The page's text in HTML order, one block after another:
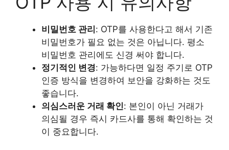
비밀번호 관리 : OTP를 사용한다고 해서 기존
비밀번호가 필요 없는 것은 아닙니다. 평소
비밀번호 관리에도 신경 써야 합니다.
정기적인 변경: 가능하다면 일정 주기로 OTP
인증 방식을 변경하여 보안을 강화하는 것도
좋습니다.
의심스러운 거래 확인: 본인이 아닌 거래가
의심될 경우 즉시 카드사를 통해 확인하는 것
이 중요합니다.